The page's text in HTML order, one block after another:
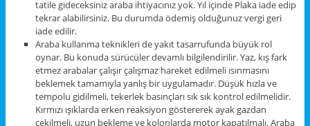
tatile gideceksiniz araba ihtiyacınız yok. Yıl içinde Plaka iade edip
tekrar alabilirsiniz. Bu durumda ödemiş olduğunuz vergi geri
iade edilir.
Araba kullanma teknikleri de yakıt tasarrufunda büyük rol
oynar. Bu konuda sürücüler devamlı bilgilendirilir. Yaz, kış fark
etmez arabalar çalışır çalışmaz hareket edilmeli ısınmasını
beklemek tamamıyla yanlış bir uygulamadır. Düşük hızla ve
tempolu gidilmeli, tekerlek basınçları sık sık kontrol edilmelidir.
Kırmızı ışıklarda erken reaksiyon göstererek ayak gazdan
çekilmeli, uzun bekleme ve kolonlarda motor kapatılmalı. Araba